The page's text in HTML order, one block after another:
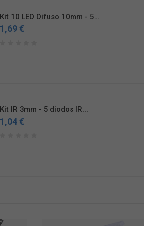
Kit 10 LED Difuso 10mm - 5...
1,69 €
Kit IR 3mm - 5 diodos IR...
1,04 €